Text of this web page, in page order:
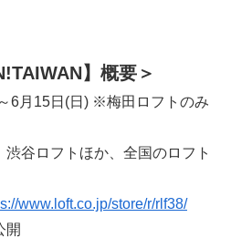
】概要＞
6月15日(日) ※梅田ロフトのみ
谷ロフトほか、全国のロフト
www.loft.co.jp/store/r/rlf38/
開